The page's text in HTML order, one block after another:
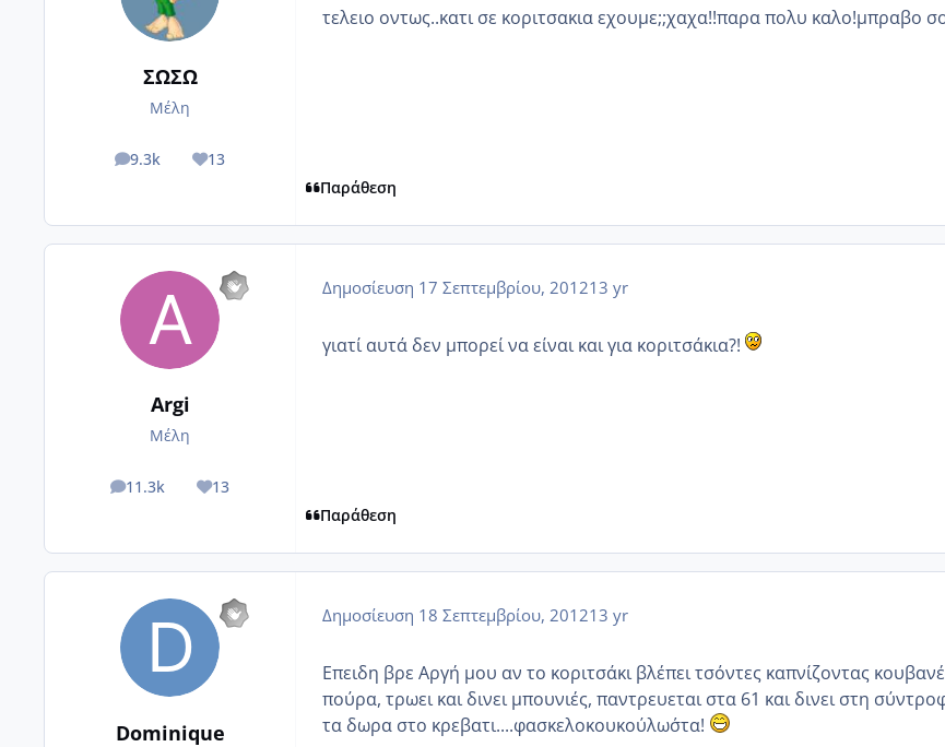
ΣΩΣΩ
Μέλη
9.3k
posts 13
Reputation
τελειο οντως..κατι σε κοριτσακια εχουμε;;χαχα!!παρα πολυ καλο!μπραβο
Παράθεση
Argi
Μέλη
11.3k
posts 13
Reputation
Δημοσίευση 17 Σεπτεμβρίου, 201213 yr
γιατί αυτά δεν μπορεί να είναι και για κοριτσάκια?!
Παράθεση
Dominique
Δημοσίευση 18 Σεπτεμβρίου, 201213 yr
Επειδη βρε Αργή μου αν το κοριτσάκι βλέπει τσόντες καπνίζοντας
πούρα, τρωει και δινει μπουνιές, παντρευεται στα 61 και δινει στη
τα δωρα στο κρεβατι....φασκελοκουκούλωσ΄τα!